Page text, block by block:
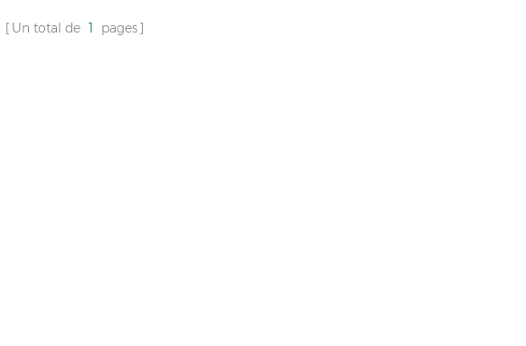
construction, les tambours
Un total de 1 pages